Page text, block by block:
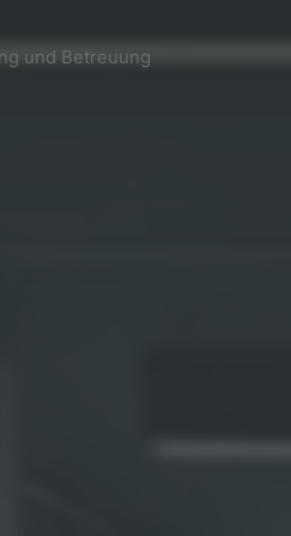
und Betreuung